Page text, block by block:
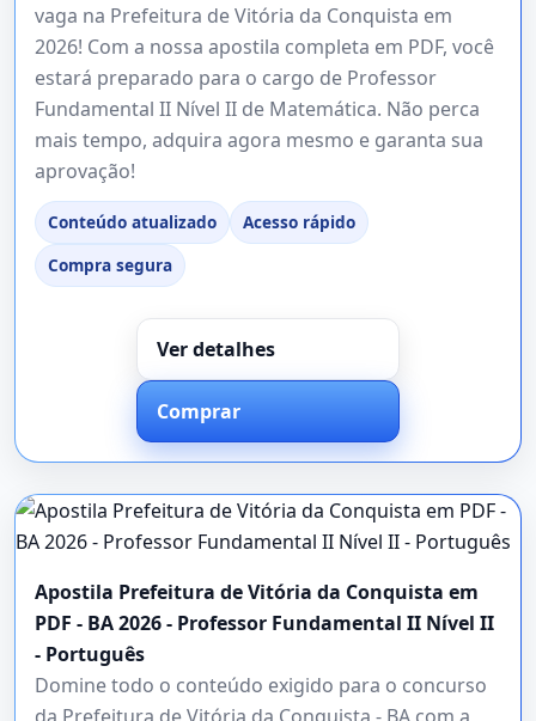
vaga na Prefeitura de Vitória da Conquista em
2026! Com a nossa apostila completa em PDF, você
estará preparado para o cargo de Professor
Fundamental II Nível II de Matemática. Não perca
mais tempo, adquira agora mesmo e garanta sua
aprovação!
Conteúdo atualizado
Acesso rápido
Compra segura
Ver detalhes
Comprar
Apostila Prefeitura de Vitória da Conquista em
PDF - BA 2026 - Professor Fundamental II Nível II
- Português
Domine todo o conteúdo exigido para o concurso